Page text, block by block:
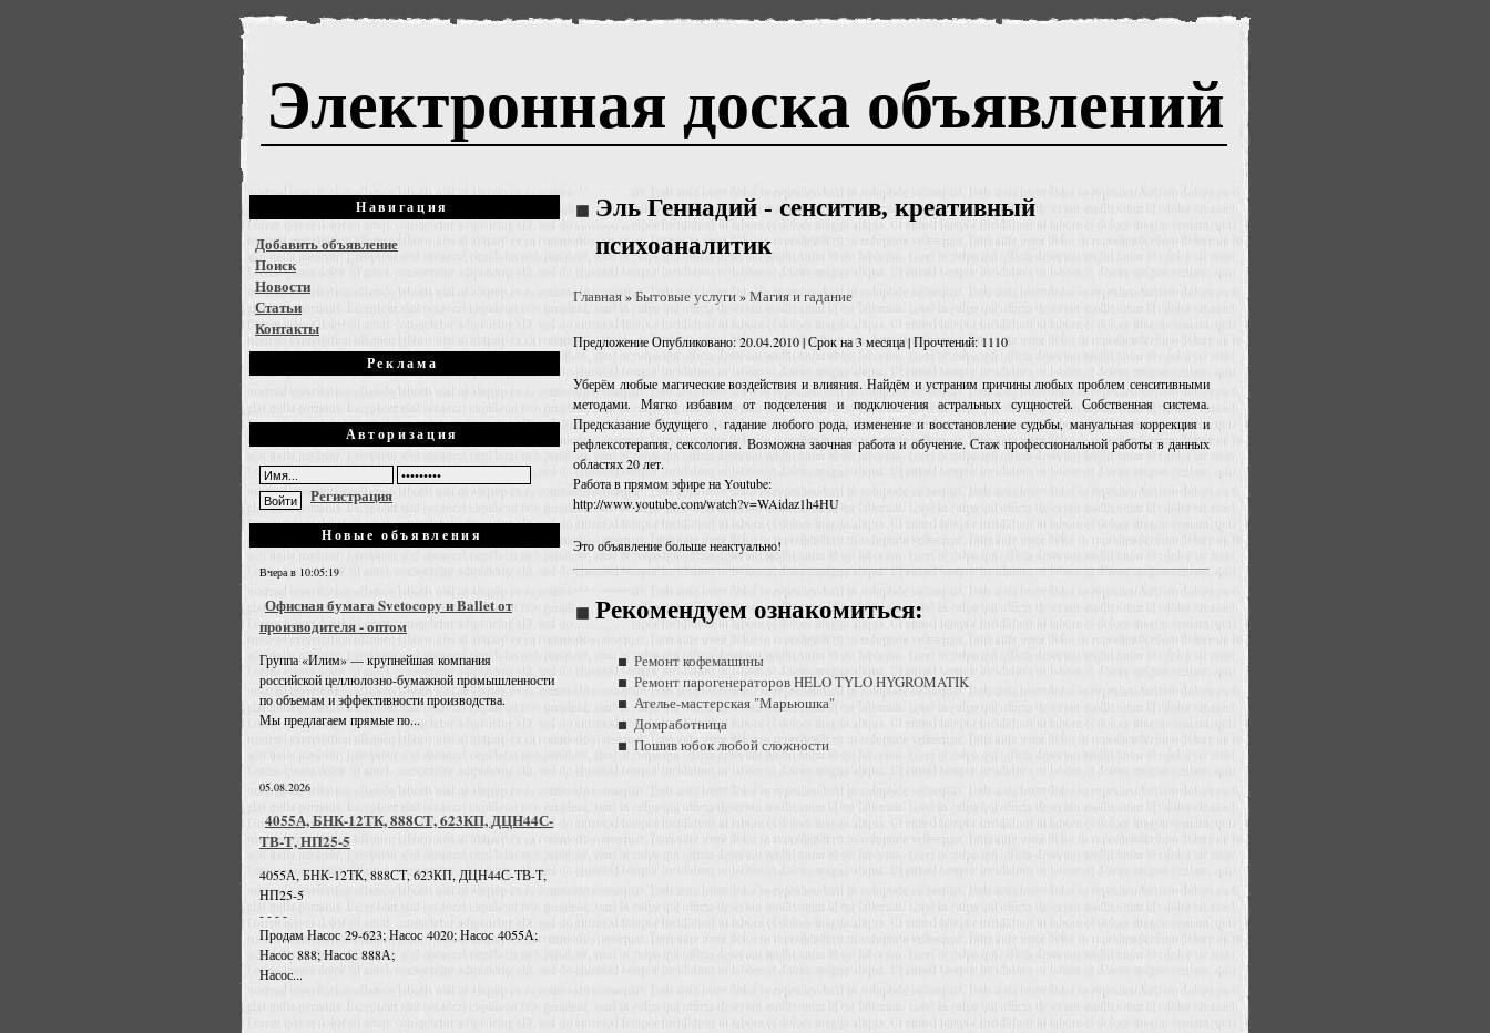
Электронная доска объявлений
Навигация
Добавить объявление
Поиск
Новости
Статьи
Контакты
Реклама
Авторизация
Регистрация
Новые объявления
Вчера в 10:05:19
Офисная бумага Svetocopy и Ballet от
производителя - оптом
Группа «Илим» — крупнейшая компания
российской целлюлозно-бумажной промышленности
по объемам и эффективности производства.
Мы предлагаем прямые по...
05.08.2026
4055А, БНК-12ТК, 888СТ, 623КП, ДЦН44С-
ТВ-Т, НП25-5
4055А, БНК-12ТК, 888СТ, 623КП, ДЦН44С-ТВ-Т,
НП25-5
- - - -
Продам Насос 29-623; Насос 4020; Насос 4055А;
Насос 888; Насос 888А;
Насос...
Эль Геннадий - сенситив, креативный
психоаналитик
Главная»Бытовые услуги»Магия и гадание
ПредложениеОпубликовано: 20.04.2010 | Срок на 3 месяца | Прочтений: 1110
Уберём любые магические воздействия и влияния. Найдём и устраним причины любых проблем сенситивными
методами. Мягко избавим от подселения и подключения астральных сущностей. Собственная система.
Предсказание будущего , гадание любого рода, изменение и восстановление судьбы, мануальная коррекция и
рефлексотерапия, сексология. Возможна заочная работа и обучение. Стаж профессиональной работы в данных
областях 20 лет.
Работа в прямом эфире на Youtube:
http://www.youtube.com/watch?v=WAidaz1h4HU
Это объявление больше неактуально!
Рекомендуем ознакомиться:
Ремонт кофемашины
Ремонт парогенераторов HELO TYLO HYGROMATIK
Ателье-мастерская "Марьюшка"
Домработница
Пошив юбок любой сложности